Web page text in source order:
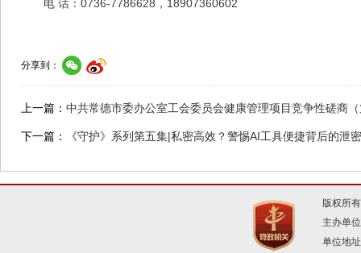
电 话： 0736-7786628，18907360602
分享到：
上一篇： 中共常德市委办公室工会委员会健康管理项目竞争性磋商
下一篇： 《守护》系列第五集|私密高效？警惕AI工具便捷背后的泄
版权所
主办单
单位地